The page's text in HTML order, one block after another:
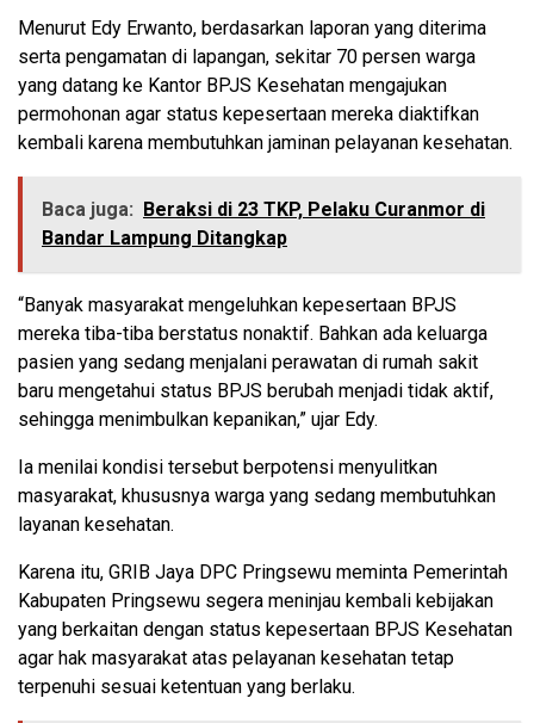
Menurut Edy Erwanto, berdasarkan laporan yang diterima
serta pengamatan di lapangan, sekitar 70 persen warga
yang datang ke Kantor BPJS Kesehatan mengajukan
permohonan agar status kepesertaan mereka diaktifkan
kembali karena membutuhkan jaminan pelayanan kesehatan.
Baca juga: Beraksi di 23 TKP, Pelaku Curanmor di
Bandar Lampung Ditangkap
“Banyak masyarakat mengeluhkan kepesertaan BPJS
mereka tiba-tiba berstatus nonaktif. Bahkan ada keluarga
pasien yang sedang menjalani perawatan di rumah sakit
baru mengetahui status BPJS berubah menjadi tidak aktif,
sehingga menimbulkan kepanikan,” ujar Edy.
Ia menilai kondisi tersebut berpotensi menyulitkan
masyarakat, khususnya warga yang sedang membutuhkan
layanan kesehatan.
Karena itu, GRIB Jaya DPC Pringsewu meminta Pemerintah
Kabupaten Pringsewu segera meninjau kembali kebijakan
yang berkaitan dengan status kepesertaan BPJS Kesehatan
agar hak masyarakat atas pelayanan kesehatan tetap
terpenuhi sesuai ketentuan yang berlaku.